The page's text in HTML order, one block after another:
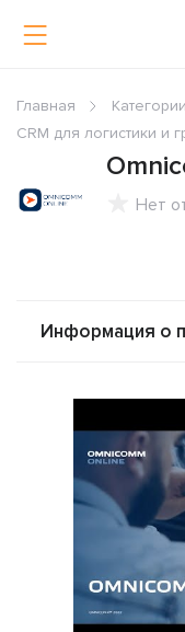
Главная
Категории
CRM для логистики и
Нет
Информация о
Отзывы